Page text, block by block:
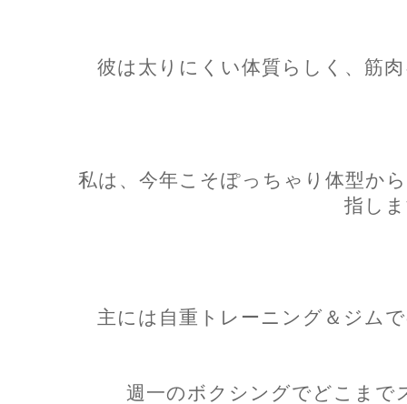
彼は太りにくい体質らしく、筋
私は、今年こそぽっちゃり体型か
指し
主には自重トレーニング＆ジム
週一のボクシングでどこまで